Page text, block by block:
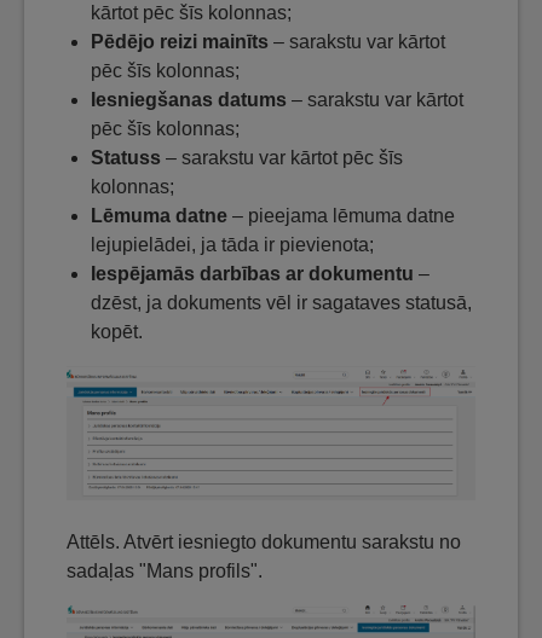
kārtot pēc šīs kolonnas;
Pēdējo reizi mainīts – sarakstu var kārtot
pēc šīs kolonnas;
Iesniegšanas datums – sarakstu var kārtot
pēc šīs kolonnas;
Statuss – sarakstu var kārtot pēc šīs
kolonnas;
Lēmuma datne – pieejama lēmuma datne
lejupielādei, ja tāda ir pievienota;
Iespējamās darbības ar dokumentu –
dzēst, ja dokuments vēl ir sagataves statusā,
kopēt.
Attēls. Atvērt iesniegto dokumentu sarakstu no
sadaļas "Mans profils".